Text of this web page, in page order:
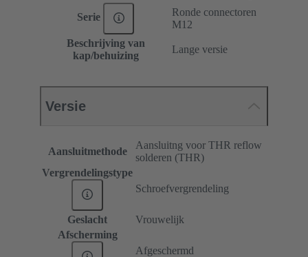
Serie
Ronde connectoren
M12
Beschrijving van
kap/behuizing
Lange versie
Versie
Aansluitmethode
Aansluitng voor THR reflow
solderen (THR)
Vergrendelingstype
Schroefvergrendeling
Geslacht
Vrouwelijk
Afscherming
Afgeschermd